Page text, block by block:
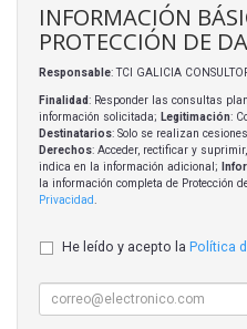
INFORMACIÓN
PROTECCIÓN DE
Responsable: TCI GALICIA
Finalidad: Responder las consultas
información solicitada; Legitimación:
Destinatarios: Solo se realizan
Derechos: Acceder, rectificar y
indica en la información adicional;
la información completa de Protección
Privacidad
He leído y acepto la Política